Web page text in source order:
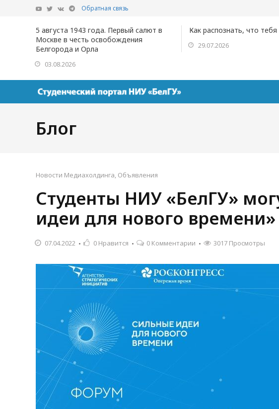
Обратная связь
5 августа 1943 года. Первый салют в
Москве в честь освобождения
Белгорода и Орла
03.08.2026
Как распознать, что
29.07.2026
Блог
Новости Медиахолдинга, Объявления
Студенты НИУ «БелГУ»
идеи для нового времени»
07.04.2022 0 Нравится 0 Комментарии 3017 Просмотры